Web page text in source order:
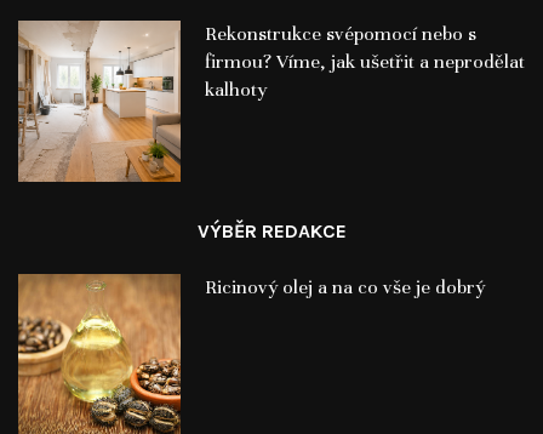
Rekonstrukce svépomocí nebo s
firmou? Víme, jak ušetřit a neprodělat
kalhoty
VÝBĚR REDAKCE
Ricinový olej a na co vše je dobrý